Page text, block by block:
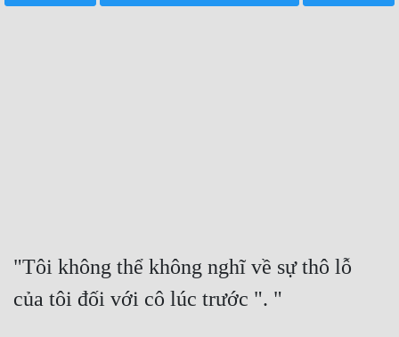
"Tôi không thể không nghĩ về sự thô lỗ
của tôi đối với cô lúc trước ". "